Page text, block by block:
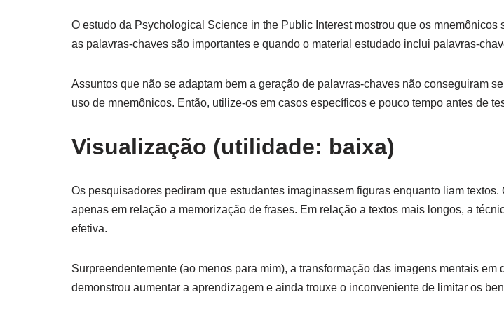
O estudo da Psychological Science in the Public Interest mostrou que os mnemônicos
as palavras-chaves são importantes e quando o material estudado inclui palavras-
Assuntos que não se adaptam bem a geração de palavras-chaves não conseguiram
uso de mnemônicos. Então, utilize-os em casos específicos e pouco tempo antes de
Visualização (utilidade: baixa)
Os pesquisadores pediram que estudantes imaginassem figuras enquanto liam textos.
apenas em relação a memorização de frases. Em relação a textos mais longos, a
efetiva.
Surpreendentemente (ao menos para mim), a transformação das imagens mentais em
demonstrou aumentar a aprendizagem e ainda trouxe o inconveniente de limitar os